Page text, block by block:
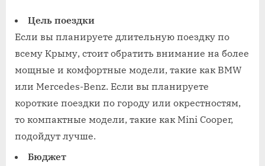
Цель поездки
Если вы планируете длительную поездку по
всему Крыму, стоит обратить внимание на более
мощные и комфортные модели, такие как BMW
или Mercedes-Benz. Если вы планируете
короткие поездки по городу или окрестностям,
то компактные модели, такие как Mini Cooper,
подойдут лучше.
Бюджет